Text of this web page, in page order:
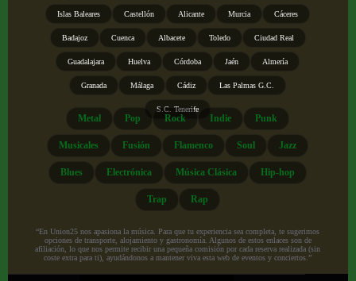
Islas Baleares Castellón Alicante Murcia Cáceres
Badajoz Cuenca Albacete Toledo Ciudad Real
Guadalajara Huelva Córdoba Jaén Almería
Granada Málaga Cádiz Las Palmas G.C.
S.C. Tenerife
Metal Pop Rock Indie Punk
Musicales Fusión Flamenco Soul Jazz
Blues Electrónica Música Clásica Hip-hop
Trap Rap
“En Union25 nos apasiona la música. Para que tu experiencia sea completa, te sugerimos
opciones de transporte, alojamiento y gastronomía. Algunos de estos enlaces son de
afiliación, lo que nos permite recibir una pequeña comisión por cada reserva realizada (sin
coste extra para ti), ayudándonos a mantener viva esta web de eventos y conciertos.”